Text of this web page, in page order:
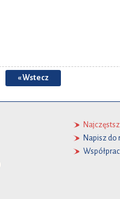
« Wstecz
Napisz do